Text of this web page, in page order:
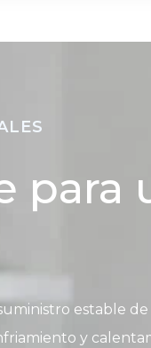
para
estable
y